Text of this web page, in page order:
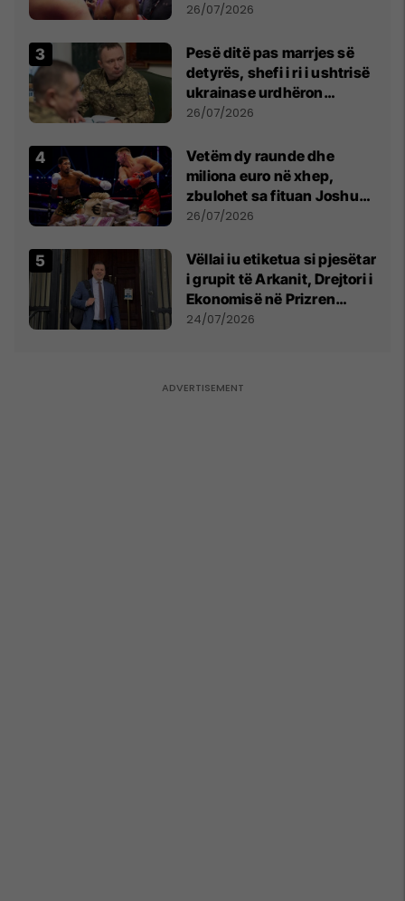
26/07/2026
Pesë ditë pas marrjes së
detyrës, shefi i ri i ushtrisë
ukrainase urdhëron
kontroll të madh
26/07/2026
Vetëm dy raunde dhe
miliona euro në xhep,
zbulohet sa fituan Joshua
e Prenga
26/07/2026
Vëllai iu etiketua si pjesëtar
i grupit të Arkanit, Drejtori i
Ekonomisë në Prizren
mohon pretendimet
24/07/2026